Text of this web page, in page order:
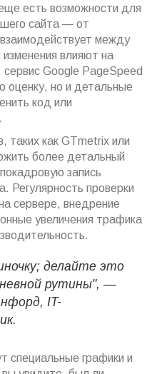
есть возможности для
сайта — от
между
влияют на
Google PageSpeed
оценку, но и детальные
код или
таких как GTmetrix или
более детальный
запись
Регулярность проверки
сервере, внедрение
увеличения трафика
делайте это
рутины", —
IT-
специальные графики и